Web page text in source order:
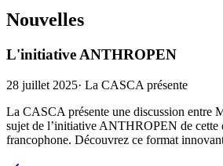
Nouvelles
L'initiative ANTHROPEN
28 juillet 2025· La CASCA présente
La CASCA présente une discussion entre
sujet de l’initiative ANTHROPEN de cette
francophone. Découvrez ce format